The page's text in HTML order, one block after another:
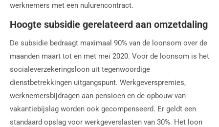
werknemers met een nulurencontract.
Hoogte subsidie gerelateerd aan omzetdaling
De subsidie bedraagt maximaal 90% van de loonsom over de
maanden maart tot en met mei 2020. Voor de loonsom is het
socialeverzekeringsloon uit tegenwoordige
dienstbetrekkingen uitgangspunt. Werkgeverspremies,
werknemersbijdragen aan pensioen en de opbouw van
vakantiebijslag worden ook gecompenseerd. Er geldt een
standaard opslag voor werkgeverslasten van 30%. Het loon